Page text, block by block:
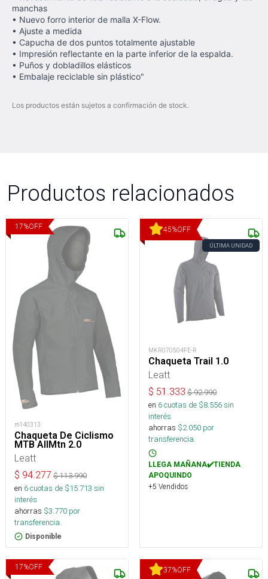
manchas
• Nuevo forro interior de malla X-Flow.
• Ajuste a medida
• Capucha de dos puntos totalmente ajustable
• Impresión reflectante en la parte inferior de la espalda.
• Puños y dobladillos elásticos
• Embalaje reciclable sin plástico"
Los productos están sujetos a confirmación de stock.
Productos relacionados
17%OFF
m140313
Chaqueta De Ciclismo
MTB AllMtn 2.0
Leatt
$ 94.277 $113.990
en 6cuotas de $15.713 sin
interés
ahorras $3.770 por
transferencia.
Disponible
45%OFF
ÚLTIMA UNIDAD
MKR070504FE-R
Chaqueta Trail 1.0
Leatt
$ 51.333 $92.990
en 6cuotas de $8.556sin
interés
ahorras $2.050 por
transferencia.
LLEGA MAÑANA✔️TIENDA
APOQUINDO
+5 Vendidos
17%OFF 37%OFF